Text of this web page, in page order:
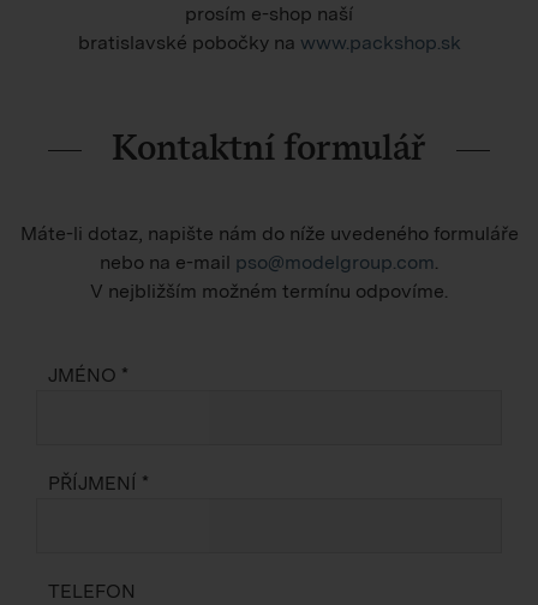
prosím e-shop naší
bratislavské pobočky na www.packshop.sk
Kontaktní formulář
Máte-li dotaz, napište nám do níže uvedeného formuláře
nebo na e-mail pso@modelgroup.com
V nejbližším možném termínu odpovíme.
JMÉNO *
PŘÍJMENÍ *
TELEFON